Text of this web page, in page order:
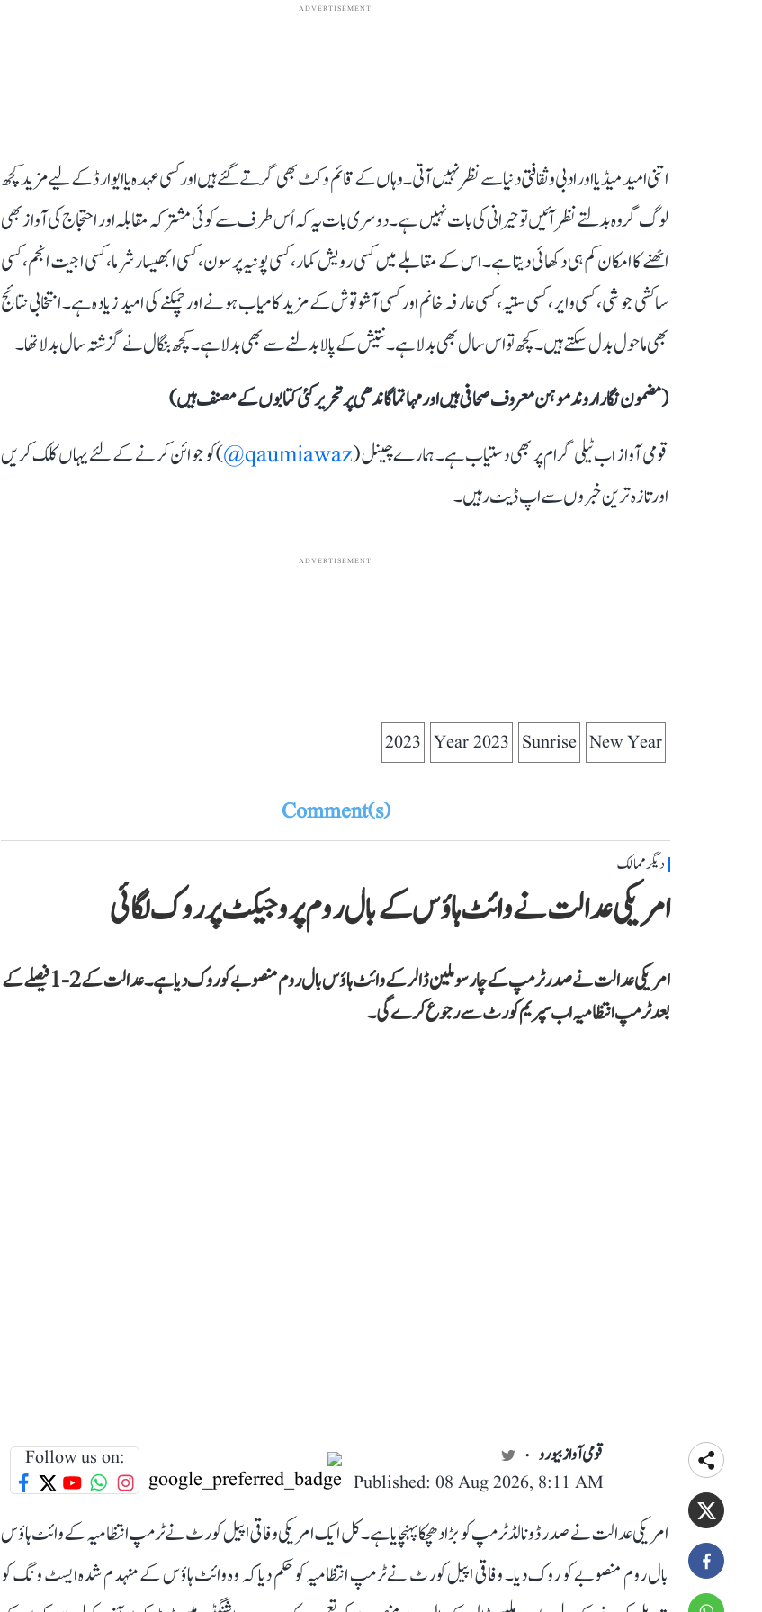
ADVERTISEMENT
اتنی امید میڈیا اور ادبی و ثقافتی دنیا سے نظر نہیں آتی۔ وہاں کے قائم وکٹ بھی گرتے گئے ہیں اور کسی عہدہ یا ایوارڈ کے لیے مزید کچھ
لوگ گروہ بدلتے نظر آئیں تو حیرانی کی بات نہیں ہے۔ دوسری بات یہ کہ اُس طرف سے کوئی مشترکہ مقابلہ اور احتجاج کی آواز بھی
اٹھنے کا امکان کم ہی دکھائی دیتا ہے۔ اس کے مقابلے میں کسی رویش کمار، کسی پونیہ پرسون، کسی ابھیسار شرما، کسی اجیت انجم، کسی
ساکشی جوشی، کسی وایر، کسی ستیہ، کسی عارفہ خانم اور کسی آشوتوش کے مزید کامیاب ہونے اور چمکنے کی امید زیادہ ہے۔ انتخابی نتائج
بھی ماحول بدل سکتے ہیں۔ کچھ تو اس سال بھی بدلا ہے۔ نتیش کے پالا بدلنے سے بھی بدلا ہے۔ کچھ بنگال نے گزشتہ سال بدلا تھا۔
(مضمون نگار اروند موہن معروف صحافی ہیں اور مہاتما گاندھی پر تحریر کئی کتابوں کے مصنف ہیں)
قومی آواز اب ٹیلی گرام پر بھی دستیاب ہے۔ ہمارے چینل (qaumiawaz@
) کو جوائن کرنے کے لئے یہاں کلک کریں
اور تازہ ترین خبروں سے اپ ڈیٹ رہیں۔
ADVERTISEMENT
New Year
Sunrise
Year 2023
2023
Comment(s)
دیگر ممالک
امریکی عدالت نے وائٹ ہاؤس کے بال روم پروجیکٹ پر روک لگائی
امریکی عدالت نے صدر ٹرمپ کے چار سو ملین ڈالر کے وائٹ ہاؤس بال روم منصوبے کو روک دیا ہے۔ عدالت کے 2-1 فیصلے کے
بعد ٹرمپ انتظامیہ اب سپریم کورٹ سے رجوع کرے گی۔
قومی آواز بیورو
Published: 08 Aug 2026, 8:11 AM
Follow us on:
امریکی عدالت نے صدر ڈونالڈ ٹرمپ کو بڑا دھچکا پہنچایا ہے۔ کل ایک امریکی وفاقی اپیل کورٹ نے ٹرمپ انتظامیہ کے وائٹ ہاؤس
بال روم منصوبے کو روک دیا۔ وفاقی اپیل کورٹ نے ٹرمپ انتظامیہ کو حکم دیا کہ وہ وائٹ ہاؤس کے منہدم شدہ ایسٹ ونگ کو